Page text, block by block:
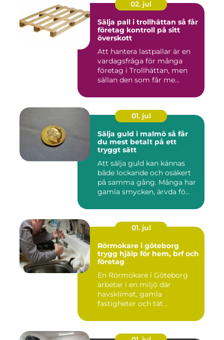
02. jul
Sälja pall i trollhättan så får
företag kontroll på sitt
överskott
Att hantera lastpallar är en
vardagsfråga för många
företag i Trollhättan, men
sällan den som får me...
01. jul
Sälja guld i malmö så får
du mest betalt på ett
tryggt sätt
Att sälja guld kan kännas
både lockande och osäkert
på samma gång. Många har
gamla smycken, ärvda fö...
01. jul
Rörmokare i göteborg
trygg hjälp för hem, brf och
företag
En Rörmokare i Göteborg
arbetar i en miljö där
havsklimat, gamla
fastigheter och tät